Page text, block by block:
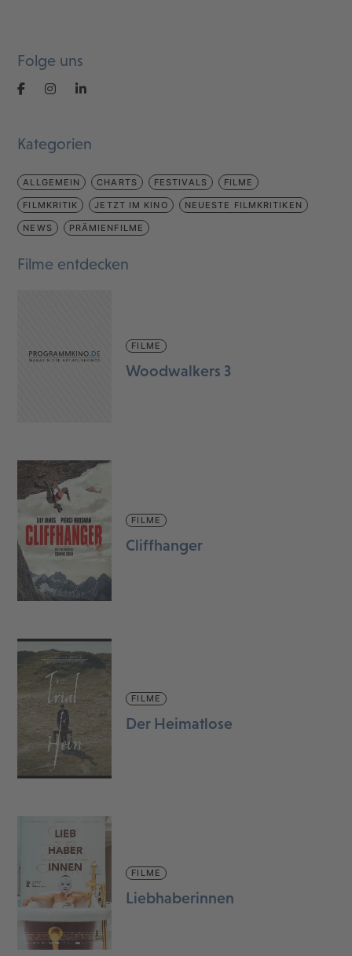
Folge uns
Kategorien
ALLGEMEIN CHARTS FESTIVALS FILME
FILMKRITIK JETZT IM KINO NEUESTE FILMKRITIKEN
NEWS PRÄMIENFILME
Filme entdecken
FILME
Woodwalkers 3
FILME
Cliffhanger
FILME
Der Heimatlose
FILME
Liebhaberinnen